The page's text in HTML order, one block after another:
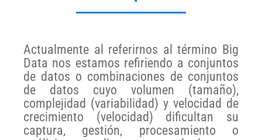
Actualmente al referirnos al término Big
Data nos estamos refiriendo a conjuntos
de datos o combinaciones de conjuntos
de datos cuyo volumen (tamaño),
complejidad (variabilidad) y velocidad de
crecimiento (velocidad) dificultan su
captura, gestión, procesamiento o